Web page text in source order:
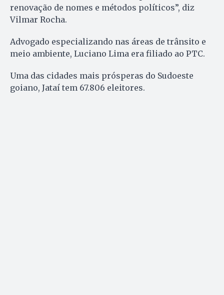
renovação de nomes e métodos políticos”, diz
Vilmar Rocha.
Advogado especializando nas áreas de trânsito e
meio ambiente, Luciano Lima era filiado ao PTC.
Uma das cidades mais prósperas do Sudoeste
goiano, Jataí tem 67.806 eleitores.